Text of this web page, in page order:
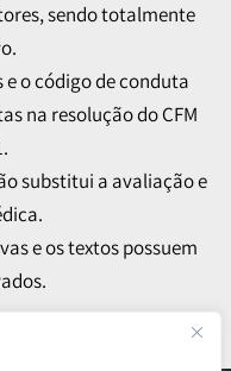
sendo totalmente
e o código de conduta
na resolução do CFM
substitui a avaliação e
e os textos possuem